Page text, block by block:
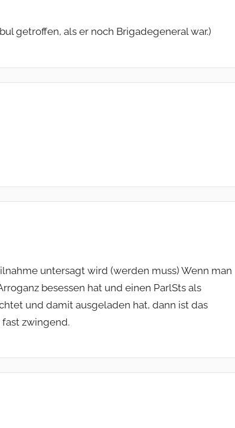
getroffen, als er noch Brigadegeneral war.)
untersagt wird (werden muss) Wenn man
besessen hat und einen ParlSts als
und damit ausgeladen hat, dann ist das
zwingend.